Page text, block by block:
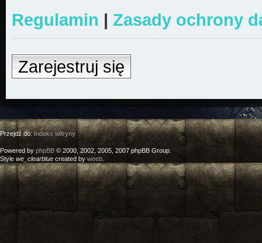
Regulamin | Zasady ochrony
Zarejestruj się
Przejdź do:Indeks witryny
Powered by phpBB © 2000, 2002, 2005, 2007 phpBB Group.
Style we_clearblue created by weeb